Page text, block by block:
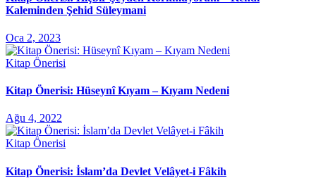
Kaleminden Şehid Süleymani
Oca 2, 2023
Kitap Önerisi
Kitap Önerisi: Hüseynî Kıyam – Kıyam Nedeni
Ağu 4, 2022
Kitap Önerisi
Kitap Önerisi: İslam’da Devlet Velâyet-i Fâkih